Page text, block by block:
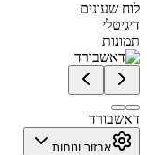
לוח שעונים
דיגיטלי
תמונות
דאשבורד
אבזור ונוחות